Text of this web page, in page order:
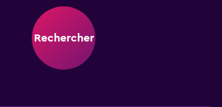
Rechercher